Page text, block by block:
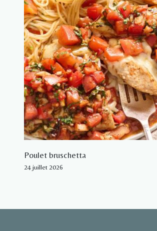
Poulet bruschetta
24 juillet 2026